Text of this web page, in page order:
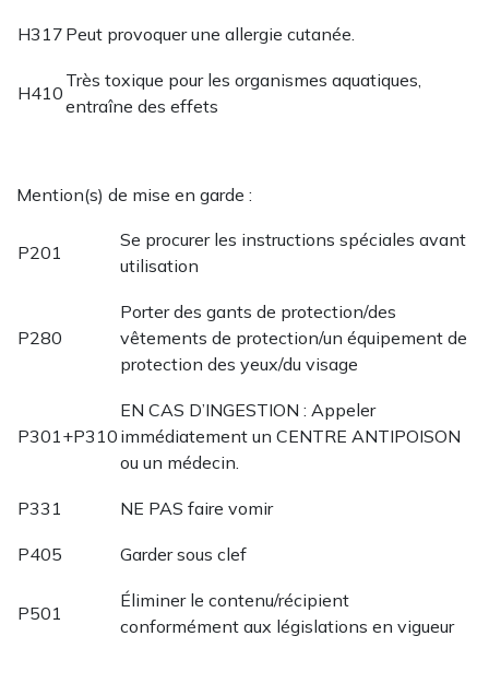
H317 Peut provoquer une allergie cutanée.
H410
Très toxique pour les organismes aquatiques,
entraîne des effets
Mention(s) de mise en garde :
P201
Se procurer les instructions spéciales avant
utilisation
P280
Porter des gants de protection/des
vêtements de protection/un équipement de
protection des yeux/du visage
P301+P310
EN CAS D’INGESTION : Appeler
immédiatement un CENTRE ANTIPOISON
ou un médecin.
P331 NE PAS faire vomir
P405 Garder sous clef
P501
Éliminer le contenu/récipient
conformément aux législations en vigueur